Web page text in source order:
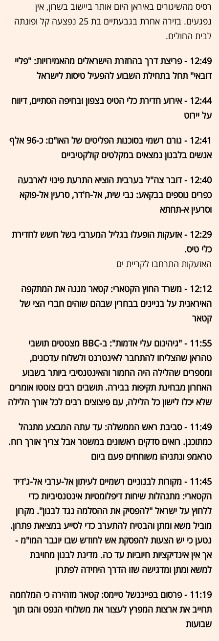
רסיס מהשיגורים באיראן היום אותר ביישוב בשרון, אין
נפגעים. בזירה אחרת בגבעתיים בת 25 נפצעה קל ופונתה
לבית החולים.
12:49 - פריצת דרך בהחזרת הישראלים מהאמירויות: "פליי
דובאי" תחל בתחילת השבוע להפעיל טיסות לישראל
12:44 - אירוע חדירת כלי הטיס בצפון ובחיפה הסתיים, דיווח
על יירוט
12:41 - גורם רשמי בסוכנות הפליטים של האו"ם: כ-96 אלף
אנשים בלבנון נמצאים במקלטים קולקטיביים
12:40 - דובר צה"ל בערבית הוציא התרעת פינוי לארבעה
כפרים נוספים בבקאע: נבי שית, אל-ח'דר, סרעין אל-פוקא
וסרעין א-תחתא
12:29 - אזעקות הופעלו בגליל המערבי בשל חשש לחדירת
כלי טיס.
האזעקות התרחבו לקריית ים
12:12 - משרד החוץ הקטארי: קטאר מגנה את המתקפה
האיראנית על בניינים בבחרין שבהם שוהים חברי הצי של
קטאר
11:55 - "גיהינום עלי אדמות": ב-BBC מצטטים תושבי
טהראן שהצליחו להתחבר לאינטרנט ולשלוח עדכונים,
ומספרים שהלילה היה החמור והאינטנסיבי ביותר בשבוע
האחרון מבחינת תקיפות בבירה. תושבים רבים צוטטו אומרים
שלא יכלו לישון כל הלילה, עם פיצוצים רבים לכל אורך הלילה
11:49 - סביבת ראש הממשלה: עד עתה המבצע מתנהל
כמתוכנן. רואים סדקים ראשונים במשטר אבל צריך אורך רוח.
טראמפ ונתניהו משוחחים פעם ביום
11:45 - מקורות לבנוניים רשמיים לעיתון אל-ערבי אל-ג'דיד
הקטארי: מתנהלות שיחות דיפלומטיות אינטנסיביות כדי
ללחוץ על ישראל "להפסיק את ההסלמה נגד לבנון". מקרון
מוביל משא ומתן והבטיח להתערב כדי לסייע במציאת פתרון.
נטען כי יש הצעות להפסקת אש לחודש שבו יוגבר המו"מ -
אך אין אינדיקציות חיוביות עד כה. מדינת לבנון מחויבת
למשא ומתן ומדגישה שזו הדרך היחידה לפתרון
11:19 - פרסום בפייננשל טיימס: קטאר מזהירה כי המלחמה
תחייב את ארצות המפרץ לעצור את משלוחי הנפט והגז תוך
שבועות